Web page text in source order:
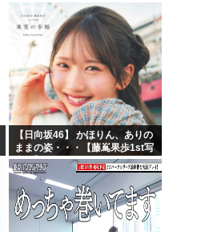
【日向坂46】 かほりん、ありの
ままの姿・・・【藤嶌果歩1st写
真集】